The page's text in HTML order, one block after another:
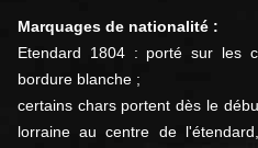
Marquages de nationalité :
Etendard 1804 : porté sur les
bordure blanche ;
certains chars portent dès le
lorraine au centre de l'étendard